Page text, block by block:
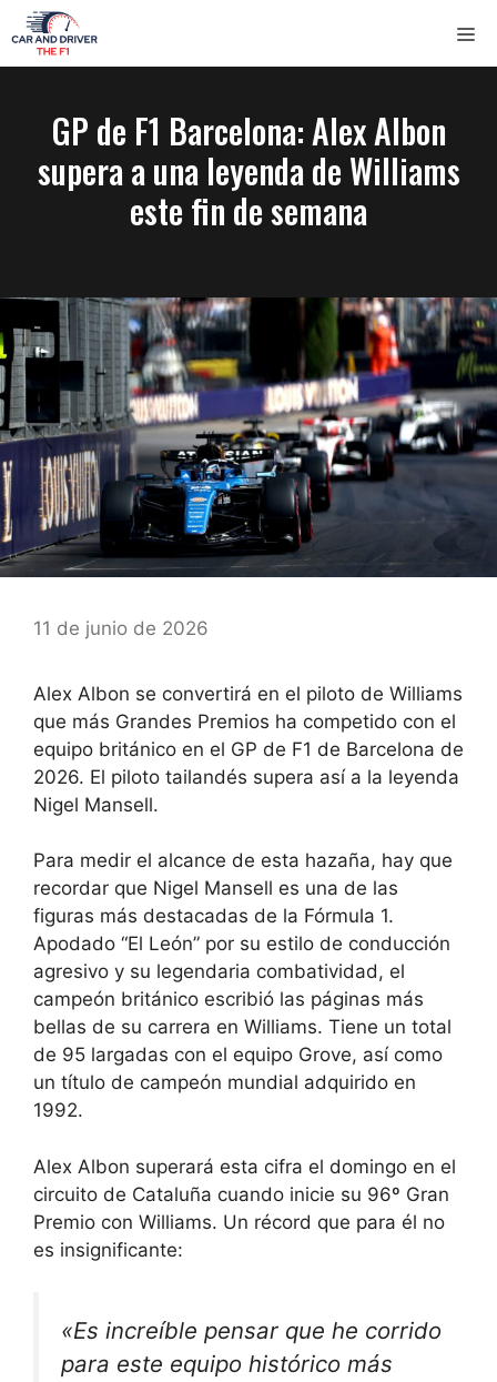
Saltar
al
contenido
GP de F1 Barcelona: Alex Albon
supera a una leyenda de Williams
este fin de semana
11 de junio de 2026
Alex Albon se convertirá en el piloto de Williams
que más Grandes Premios ha competido con el
equipo británico en el GP de F1 de Barcelona de
2026. El piloto tailandés supera así a la leyenda
Nigel Mansell.
Para medir el alcance de esta hazaña, hay que
recordar que Nigel Mansell es una de las
figuras más destacadas de la Fórmula 1.
Apodado “El León” por su estilo de conducción
agresivo y su legendaria combatividad, el
campeón británico escribió las páginas más
bellas de su carrera en Williams. Tiene un total
de 95 largadas con el equipo Grove, así como
un título de campeón mundial adquirido en
1992.
Alex Albon superará esta cifra el domingo en el
circuito de Cataluña cuando inicie su 96º Gran
Premio con Williams. Un récord que para él no
es insignificante:
«Es increíble pensar que he corrido
para este equipo histórico más